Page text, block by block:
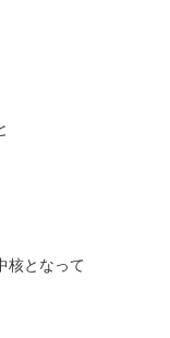
核となって